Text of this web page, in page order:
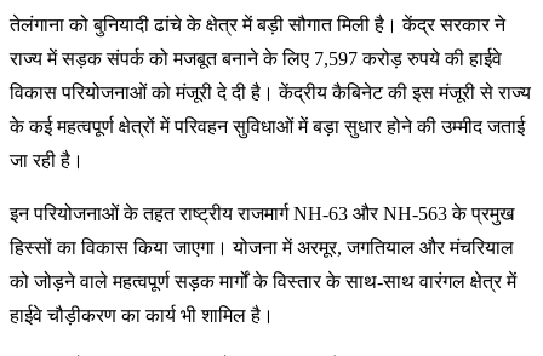
तेलंगाना को बुनियादी ढांचे के क्षेत्र में बड़ी सौगात मिली है। केंद्र सरकार ने
राज्य में सड़क संपर्क को मजबूत बनाने के लिए 7,597 करोड़ रुपये की हाईवे
विकास परियोजनाओं को मंजूरी दे दी है। केंद्रीय कैबिनेट की इस मंजूरी से राज्य
के कई महत्वपूर्ण क्षेत्रों में परिवहन सुविधाओं में बड़ा सुधार होने की उम्मीद जताई
जा रही है।
इन परियोजनाओं के तहत राष्ट्रीय राजमार्ग NH-63 और NH-563 के प्रमुख
हिस्सों का विकास किया जाएगा। योजना में अरमूर, जगतियाल और मंचरियाल
को जोड़ने वाले महत्वपूर्ण सड़क मार्गों के विस्तार के साथ-साथ वारंगल क्षेत्र में
हाईवे चौड़ीकरण का कार्य भी शामिल है।